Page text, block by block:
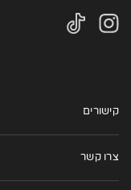
קישורים
צרו קשר